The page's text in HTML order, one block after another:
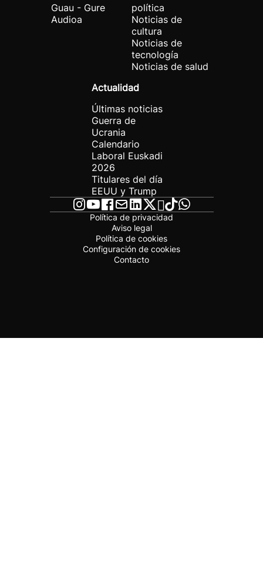
Guau - Gure
Audioa
política
Noticias de
cultura
Noticias de
tecnología
Noticias de salud
Actualidad
Últimas noticias
Guerra de
Ucrania
Calendario
Laboral Euskadi
2026
Titulares del día
EEUU y Trump
Política de privacidad
Aviso legal
Política de cookies
Configuración de cookies
Contacto